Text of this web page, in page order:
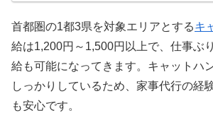
首都圏の1都3県を対象エリアとするキ
給は1,200円～1,500円以上で、仕事ぶ
給も可能になってきます。キャットハ
しっかりしているため、家事代行の経
も安心です。